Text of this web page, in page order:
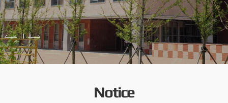
Notice
2026학년도 2학기 휴학 및 복학 신청 안내정책대학원
2026학년도 2학기 휴학 및 복학 신청기간을 아래와 같이
안내하오니, 휴학 및 복학 예정인 대학원생은 기간 내 신청하여 주
2026.08.04
2026학년도 후기 신입학전형 합격자 발표 안내
2026학년도 후기 석사학위과정 신입학전형 합격자 조회방법을